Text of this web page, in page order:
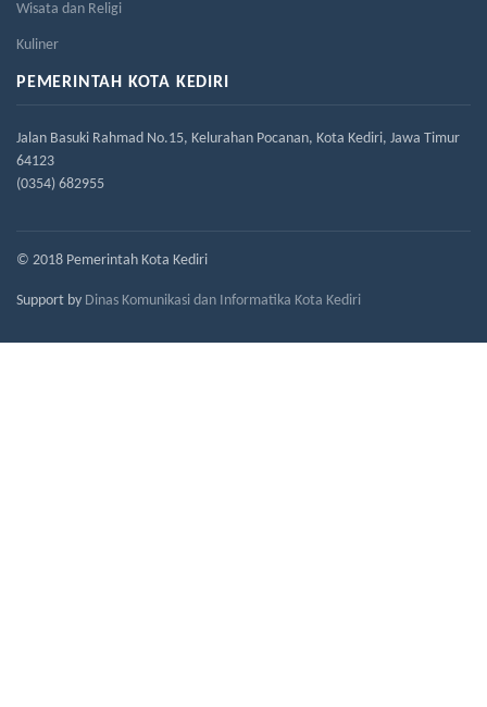
Wisata dan Religi
Kuliner
PEMERINTAH KOTA KEDIRI
Jalan Basuki Rahmad No.15, Kelurahan Pocanan, Kota Kediri, Jawa Timur
64123
(0354) 682955
© 2018 Pemerintah Kota Kediri
Support by Dinas Komunikasi dan Informatika Kota Kediri